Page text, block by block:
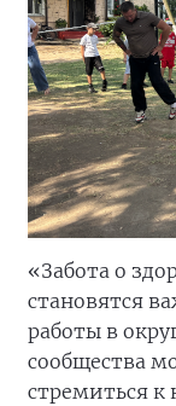
«Забота о
становятся
работы в
сообщества
стремиться